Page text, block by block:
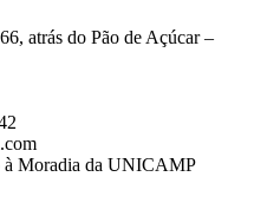
atrás do Pão de Açúcar –
à Moradia da UNICAMP